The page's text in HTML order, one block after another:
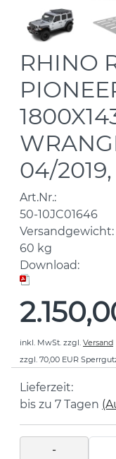
RHINO
04/
Art.Nr.:
50-10JC01646
Versandgewicht:
60 kg
Download:
inkl. MwSt. zzgl. Versand
zzgl. 70,00 EUR
Lieferzeit:
bis zu 7 Tagen
-